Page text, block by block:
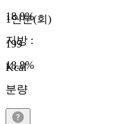
1인분(회)
199
Kcal
18.8%
지방 :
18.8%
분량